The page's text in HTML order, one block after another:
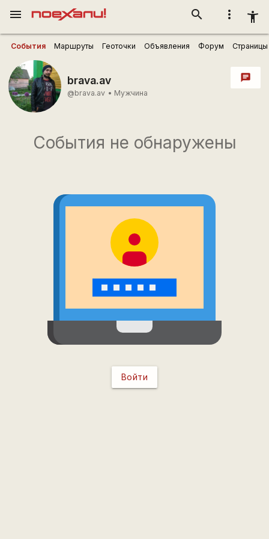
more_vert accessibility_new
search
menu
События Маршруты Геоточки Объявления Форум Страницы
brava.av
@brava.av • Мужчина
chat
События не обнаружены
Войти